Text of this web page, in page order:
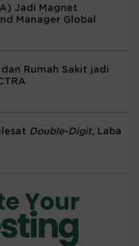
Jadi Magnet
Manager Global
Rumah Sakit jadi
Double-Digit, Laba